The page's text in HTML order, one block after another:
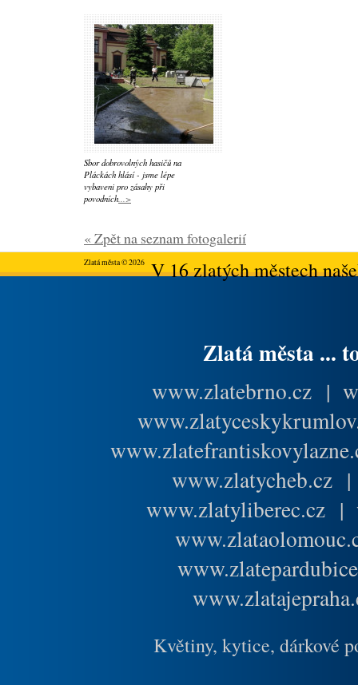
Sbor dobrovolných hasičů na
Pláckách hlásí - jsme lépe
vybaveni pro zásahy při
povodních...>
« Zpět na seznam fotogalerií
Zlatá města © 2026V 16 zlatých městech
Zlatá města ...
www.zlatebrno.cz |
www.zlatycheb.cz
www.zlatyliberec.cz |
Květiny, kytice, dárkové